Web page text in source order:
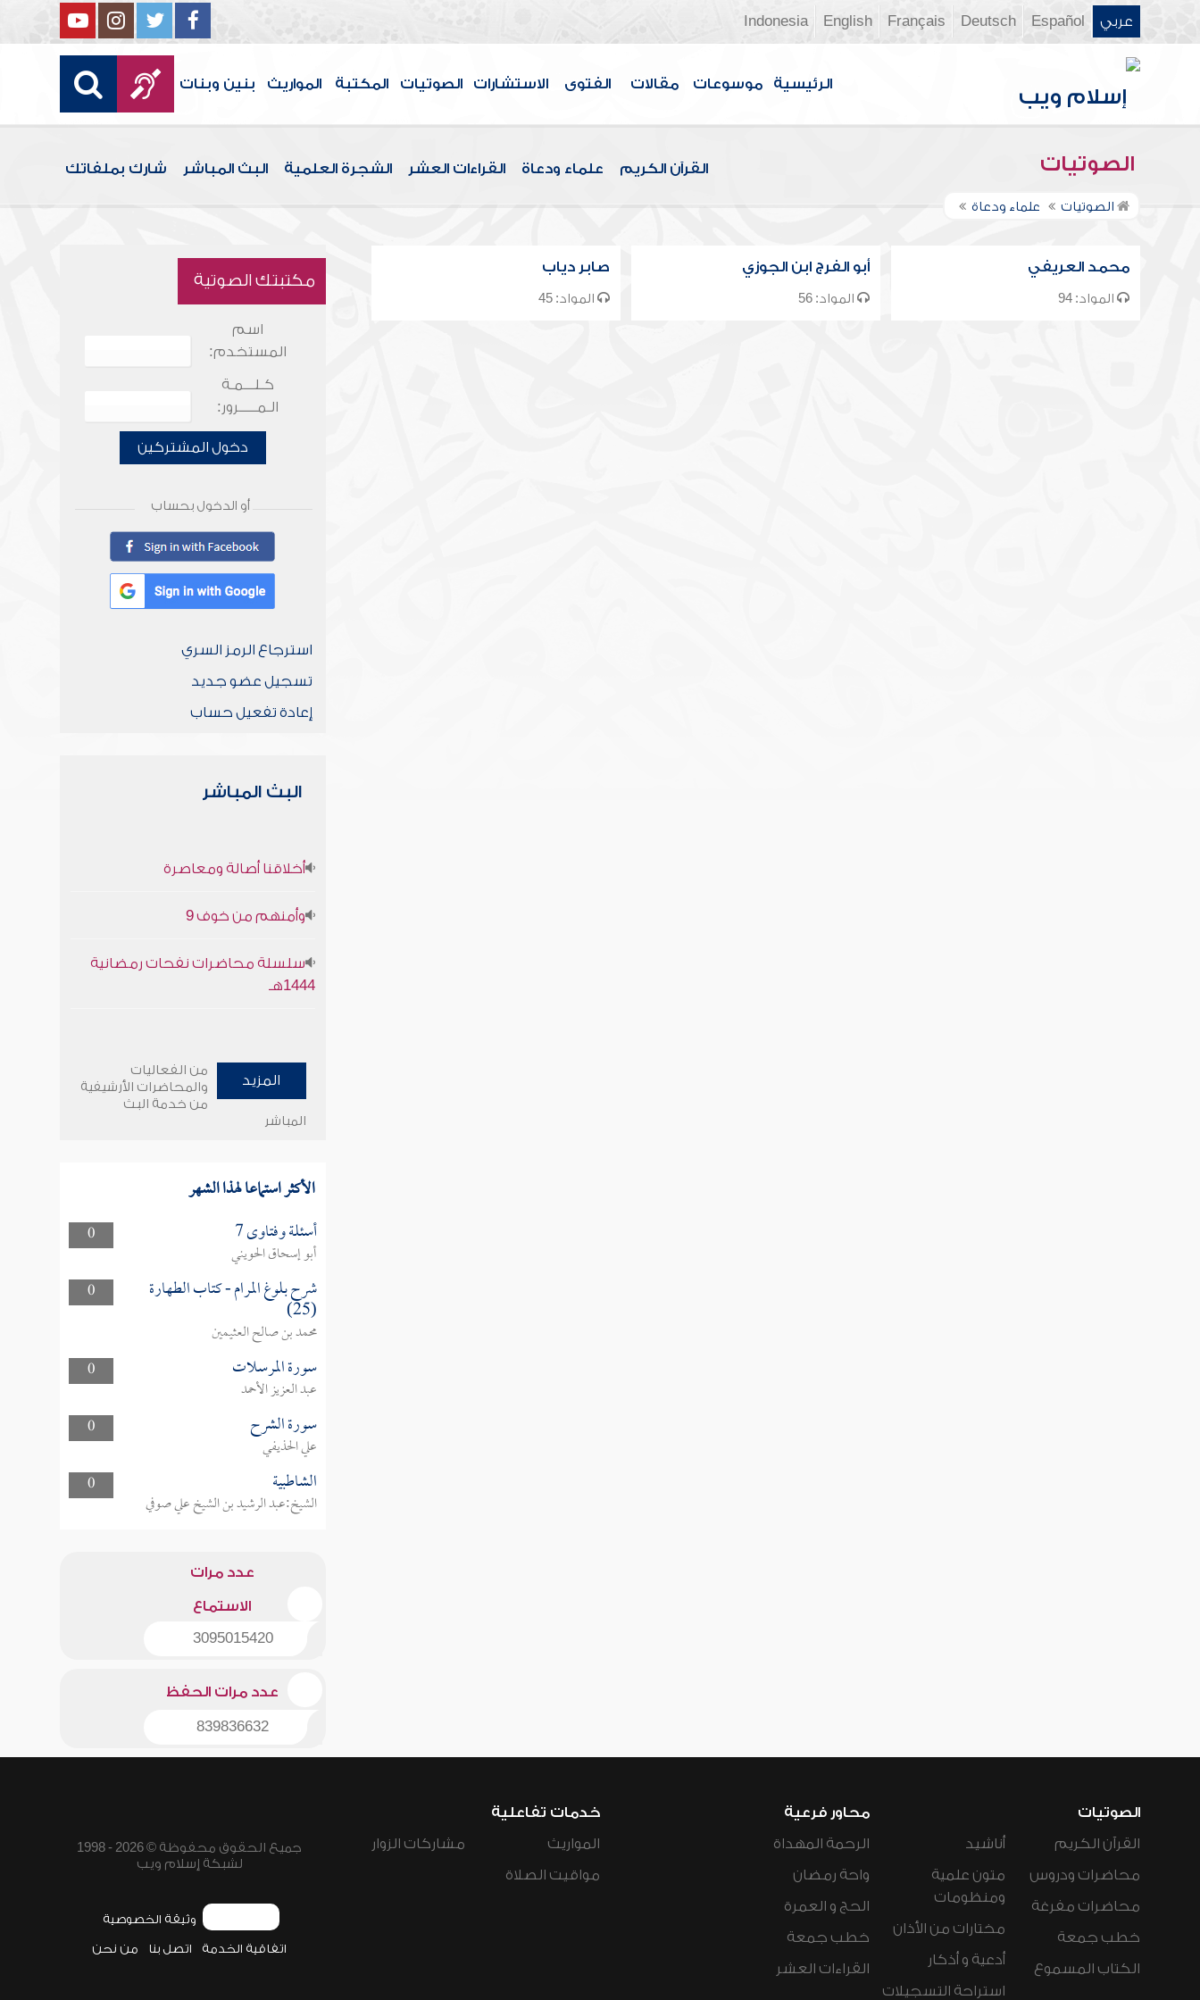
عربي Español
Deutsch
Français
English
Indonesia
الرئيسية موسوعات مقالات الفتوى الاستشارات الصوتيات المكتبة المواريث بنين وبنات
الصوتيات القرآن الكريم علماء ودعاة القراءات العشر الشجرة العلمية البث المباشر شارك بملفاتك
الصوتيات علماء ودعاة
محمد العريفي
المواد: 94
أبو الفرج ابن الجوزي
المواد: 56
صابر دياب
المواد: 45
مكتبتك الصوتية
اسم
المستخدم:
كـلـــمـة
الـمـــــرور:
دخول المشتركين
أو الدخول بحساب
استرجاع الرمز السري
تسجيل عضو جديد
إعادة تفعيل حساب
البث المباشر
أخلاقنا أصالة ومعاصرة
وأمنهم من خوف 9
سلسلة محاضرات نفحات رمضانية
1444هـ
المزيد
من الفعاليات
والمحاضرات الأرشيفية
من خدمة البث
المباشر
الأكثر استماعا لهذا الشهر
0 أسئلة وفتاوى 7
أبو إسحاق الحويني
0
شرح بلوغ المرام - كتاب الطهارة
(25)
محمد بن صالح العثيمين
0
سورة المرسلات
عبد العزيز الأحمد
0
سورة الشرح
علي الحذيفي
0
الشاطبية
الشيخ:عبد الرشيد بن الشيخ علي صوفي
عدد مرات
الاستماع
3095015420
عدد مرات الحفظ
839836632
الصوتيات
القرآن الكريم
محاضرات ودروس
محاضرات مفرغة
خطب جمعة
الكتاب المسموع
أناشيد
متون علمية
ومنظومات
مختارات من الأذان
أدعية و أذكار
استراحة التسجيلات
محاور فرعية
الرحمة المهداة
واحة رمضان
الحج و العمرة
خطب جمعة
القراءات العشر
خدمات تفاعلية
المواريث
مواقيت الصلاة
مشاركات الزوار
جميع الحقوق محفوظة © 2026 - 1998
لشبكة إسلام ويب
وثيقة الخصوصية
اتفاقية الخدمة اتصل بنا من نحن